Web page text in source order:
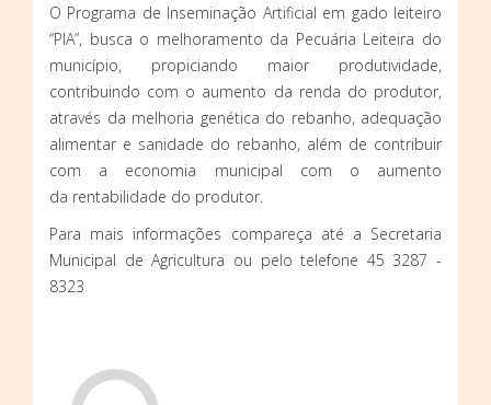
O Programa de Inseminação Artificial em gado leiteiro
“PIA”, busca o melhoramento da Pecuária Leiteira do
município, propiciando maior produtividade,
contribuindo com o aumento da renda do produtor,
através da melhoria genética do rebanho, adequação
alimentar e sanidade do rebanho, além de contribuir
com a economia municipal com o aumento
da rentabilidade do produtor.
Para mais informações compareça até a Secretaria
Municipal de Agricultura ou pelo telefone 45 3287 -
8323